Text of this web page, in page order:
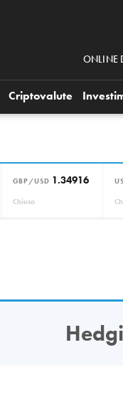
ONLINE
Criptovalute
GBP/USD 1.34916
Chiuso